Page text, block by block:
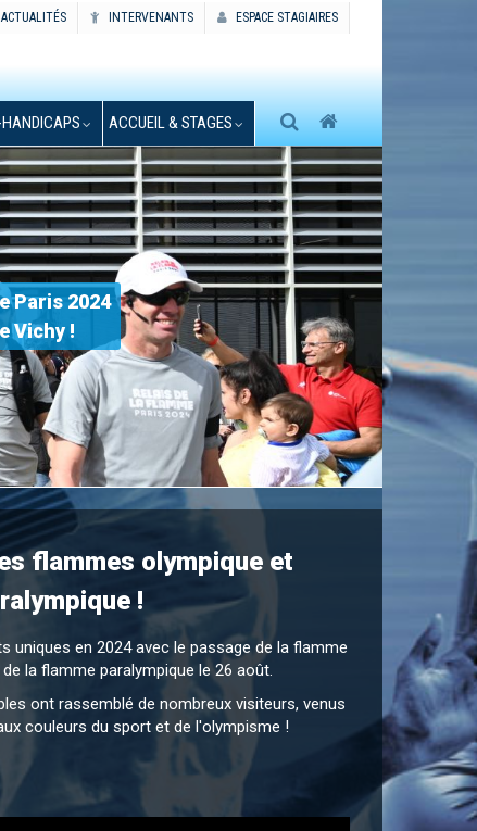
ACTUALITÉS INTERVENANTS ESPACE STAGIAIRES
HANDICAPS ACCUEIL & STAGES
Paris 2024
Vichy !
flammes olympique et
!
uniques en 2024 avec le passage de la flamme
la flamme paralympique le 26 août.
ont rassemblé de nombreux visiteurs, venus
couleurs du sport et de l'olympisme !